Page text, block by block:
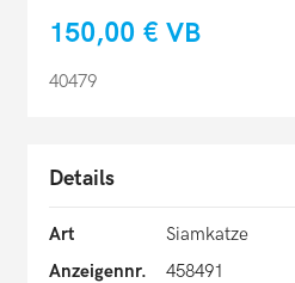
150,00 € VB
40479
Details
Art
Siamkatze
Anzeigennr.
458491